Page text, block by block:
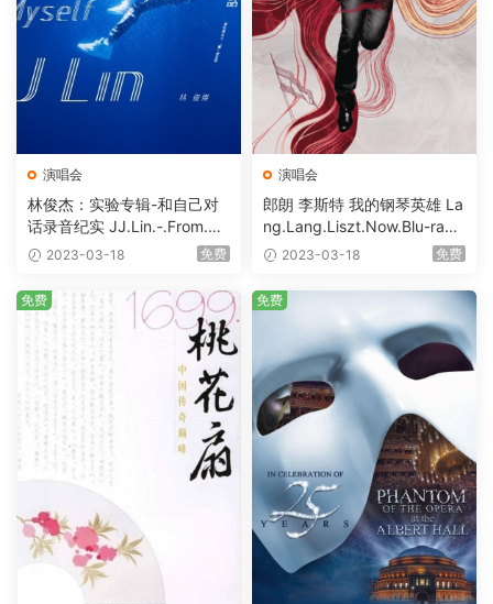
演唱会
林俊杰：实验专辑-和自己对
话录音纪实 JJ.Lin.-.From.M
e.To.Myself.Blu-ray.1080i.A
GB]
2023-03-18 免费
演唱会
郎朗 李斯特 我的钢琴英雄 La
ng.Lang.Liszt.Now.Blu-ray.1
080i.AVC.LPCM2.0 [BDISO
2023-03-18 免费
免费 免费